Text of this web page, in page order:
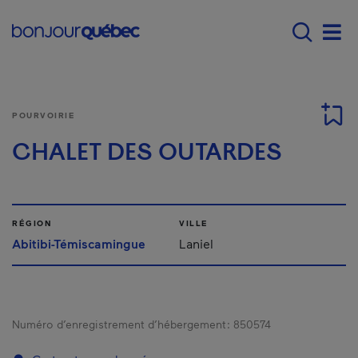
Main navigation -
POURVOIRIE
CHALET DES OUTARDES
RÉGION
Abitibi-Témiscamingue
VILLE
Laniel
Numéro d’enregistrement d’hébergement : 850574